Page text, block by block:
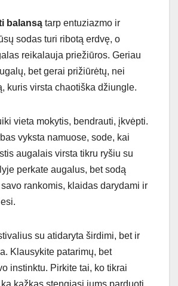
balansą tarp entuziazmo ir
sodas turi ribotą erdvę, o
reikalauja priežiūros. Geriau
bet gerai prižiūrėtų, nei
kuris virsta chaotiška džiungle.
vieta mokytis, bendrauti, įkvėpti.
vyksta namuose, sode, kai
augalais virsta tikru ryšiu su
perkate augalus, bet sodą
rankomis, klaidas darydami ir
su atidaryta širdimi, bet ir
Klausykite patarimų, bet
instinktu. Pirkite tai, ko tikrai
kažkas stengiasi jums parduoti.